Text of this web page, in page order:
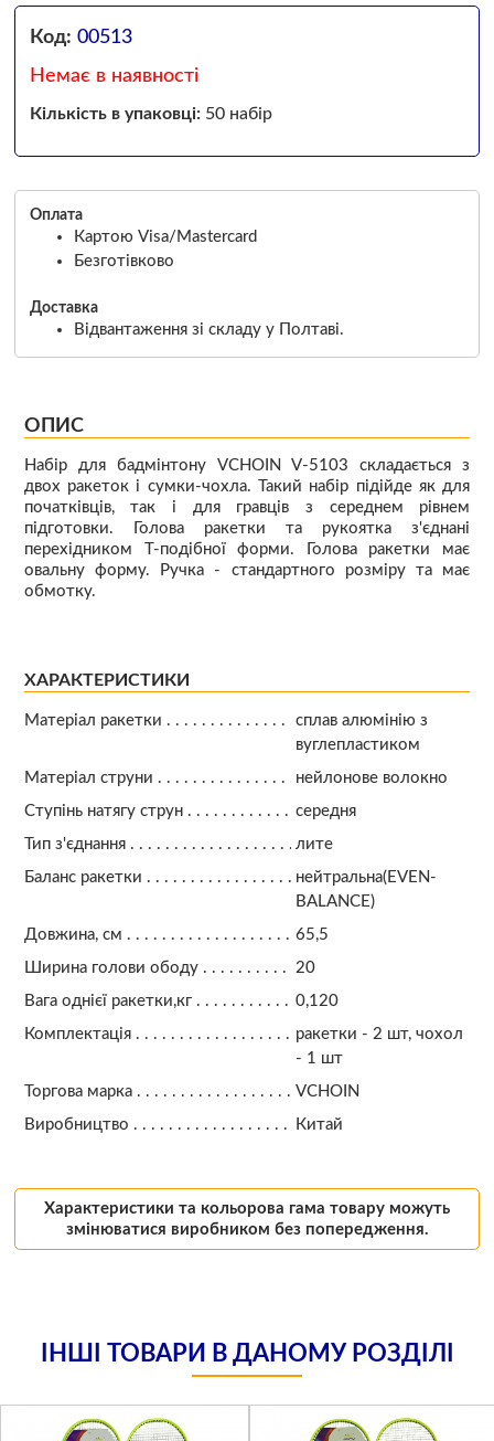
Код: 00513
Немає в наявності
Кількість в упаковці:50 набір
Оплата
Картою Visa/Mastercard
Безготівково
Доставка
Відвантаження зі складу у Полтаві.
ОПИС
Набір для бадмінтону VCHOIN V-5103 складається з
двох ракеток і сумки-чохла. Такий набір підійде як для
початківців, так і для гравців з середнем рівнем
підготовки. Голова ракетки та рукоятка з'єднані
перехідником Т-подібної форми. Голова ракетки має
овальну форму. Ручка - стандартного розміру та має
обмотку.
ХАРАКТЕРИСТИКИ
Матеріал ракетки
сплав алюмінію з
вуглепластиком
Матеріал струни
нейлонове волокно
Ступінь натягу струн
середня
Тип з'єднання
лите
Баланс ракетки
нейтральна(EVEN-
BALANCE)
Довжина, см
65,5
Ширина голови ободу
20
Вага однієї ракетки,кг
0,120
Комплектація
ракетки - 2 шт, чохол
- 1 шт
Торгова марка
VCHOIN
Виробництво
Китай
Характеристики та кольорова гама товару можуть
змінюватися виробником без попередження.
ІНШІ ТОВАРИ В ДАНОМУ РОЗДІЛІ